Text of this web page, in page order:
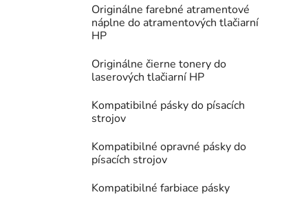
Originálne farebné atramentové
náplne do atramentových tlačiarní
HP
Originálne čierne tonery do
laserových tlačiarní HP
Kompatibilné pásky do písacích
strojov
Kompatibilné opravné pásky do
písacích strojov
Kompatibilné farbiace pásky